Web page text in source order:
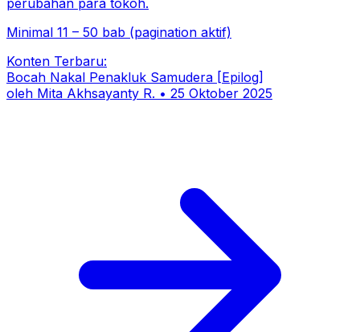
perubahan para tokoh.
Minimal 11 – 50 bab (pagination aktif)
Konten Terbaru:
Bocah Nakal Penakluk Samudera [Epilog]
oleh Mita Akhsayanty R. • 25 Oktober 2025